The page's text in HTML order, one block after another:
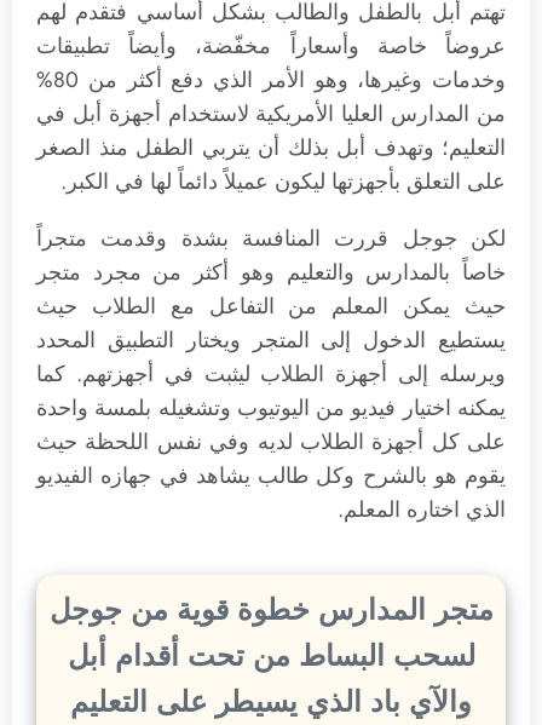
تهتم أبل بالطفل والطالب بشكل أساسي فتقدم لهم
عروضاً خاصة وأسعاراً مخفّضة، وأيضاً تطبيقات
وخدمات وغيرها، وهو الأمر الذي دفع أكثر من 80%
من المدارس العليا الأمريكية لاستخدام أجهزة أبل في
التعليم؛ وتهدف أبل بذلك أن يتربي الطفل منذ الصغر
على التعلق بأجهزتها ليكون عميلاً دائماً لها في الكبر.
لكن جوجل قررت المنافسة بشدة وقدمت متجراً
خاصاً بالمدارس والتعليم وهو أكثر من مجرد متجر
حيث يمكن المعلم من التفاعل مع الطلاب حيث
يستطيع الدخول إلى المتجر ويختار التطبيق المحدد
ويرسله إلى أجهزة الطلاب ليثبت في أجهزتهم. كما
يمكنه اختيار فيديو من اليوتيوب وتشغيله بلمسة واحدة
على كل أجهزة الطلاب لديه وفي نفس اللحظة حيث
يقوم هو بالشرح وكل طالب يشاهد في جهازه الفيديو
الذي اختاره المعلم.
متجر المدارس خطوة قوية من جوجل
لسحب البساط من تحت أقدام أبل
والآي باد الذي يسيطر على التعليم